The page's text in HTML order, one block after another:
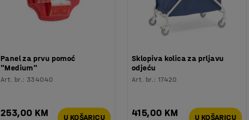
Panel za prvu pomoć
"Medium"
Art. br.:334040
253,00 KM U KOŠARICU
Sklopiva kolica za prljavu
odjeću
Art. br.:17420
415,00 KM U KOŠARICU